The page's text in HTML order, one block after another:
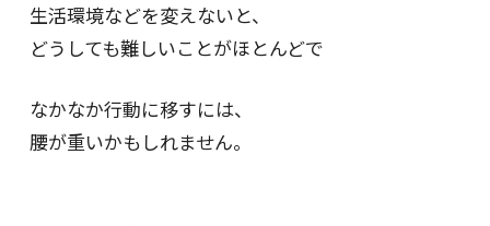
生活環境などを変えないと、
どうしても難しいことがほとんどで
なかなか行動に移すには、
腰が重いかもしれません。